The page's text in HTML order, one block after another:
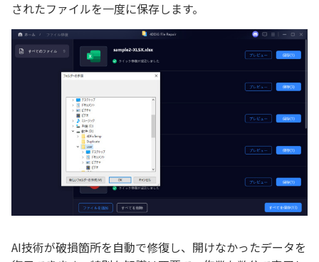
されたファイルを一度に保存します。
AI技術が破損箇所を自動で修復し、開けなかったデータを